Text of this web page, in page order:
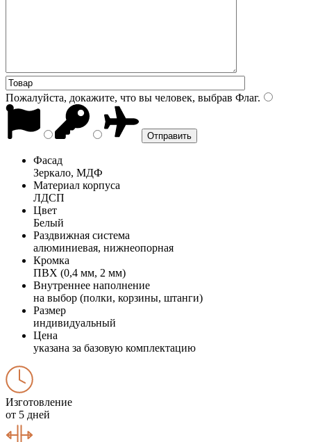
Пожалуйста, докажите, что вы человек, выбрав Флаг.
Фасад
Зеркало, МДФ
Материал корпуса
ЛДСП
Цвет
Белый
Раздвижная система
алюминиевая, нижнеопорная
Кромка
ПВХ (0,4 мм, 2 мм)
Внутреннее наполнение
на выбор (полки, корзины, штанги)
Размер
индивидуальный
Цена
указана за базовую комплектацию
Изготовление
от 5 дней